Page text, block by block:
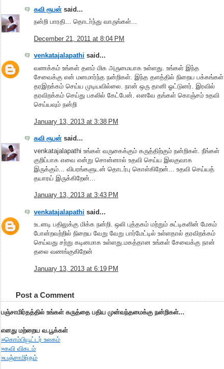
கவி ரூபன் said...
நன்றி பாரதி... தொடா்ந்து வாருங்கள்...
December 21, 2011 at 8:04 PM
venkatajalapathi said...
வணக்கம் உங்கள் தளம் மிக அருமையாக உள்ளது. உங்கள் இந்த
சேவைக்கு என் மனமார்ந்த நன்றிகள். இந்த தளத்தில் நிறைய பக்கங்கள்
தரஇறக்கம் செய்ய முடியவில்லை. நான் ஒரு தானி ஓட்டுனர். இரவில்
தரவிறக்கம் செய்து பகலில் கேட்பேன். எனவே தங்கள் கொஞ்சம் உதவி
செய்யவும் நன்றி
January 13, 2013 at 3:38 PM
கவி ரூபன் said...
venkatajalapathi உங்கள் வருகைக்கும் கருத்திற்கும் நன்றிகள். நீங்கள்
குறிப்பாக எவை என்று சொன்னால் உதவி செய்ய இலகுவாக
இருக்கும்... விபரங்களுடன் தொடர்பு கொள்கிறேன்... உதவி செய்யத்
தயாரய் இருக்கிறேன்...
January 13, 2013 at 3:43 PM
venkatajalapathi said...
உடனடி பதிலுக்கு மிக்க நன்றி. ஒலி புத்தகம் மற்றும் சுட்டிகளின் மேகம்
போன்றவற்றில் நிறைய வேறு வேறு பார்மேட்டில் உள்ளதால் தரவிறக்கம்
செய்வது சற்று கடினமாக உள்ளது.மகத்தான உங்கள் சேவைக்கு நான்
தலை வணங்குகிறேன்
January 13, 2013 at 6:19 PM
Post a Comment
பஞ்சாமிர்தத்தில் உங்கள் கருத்தை பதிய முன்வந்தமைக்கு நன்றிகள்...
எனது மற்றைய வ.பூக்கள்
»கொம்பியூட்டர் உலகம்
»கவி விகடம்
»பஞ்சாமிர்தம்